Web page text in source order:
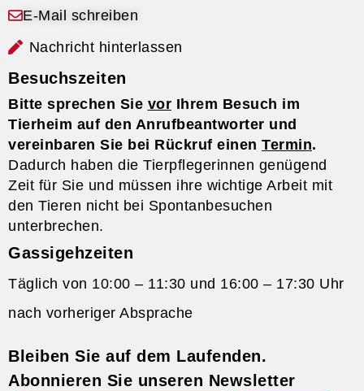
E-Mail schreiben
Nachricht hinterlassen
Besuchszeiten
Bitte sprechen Sie vor Ihrem Besuch im
Tierheim auf den Anrufbeantworter und
vereinbaren Sie bei Rückruf einen Termin.
Dadurch haben die Tierpflegerinnen genügend
Zeit für Sie und müssen ihre wichtige Arbeit mit
den Tieren nicht bei Spontanbesuchen
unterbrechen.
Gassigehzeiten
Täglich von 10:00 – 11:30 und 16:00 – 17:30 Uhr
nach vorheriger Absprache
Bleiben Sie auf dem Laufenden.
Abonnieren Sie unseren Newsletter